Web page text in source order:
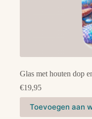
Glas met houten dop
€19,95
Toevoegen aan